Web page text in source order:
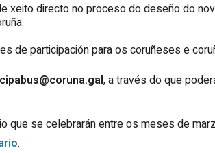
xeito directo no proceso do deseño do
de participación para os coruñeses e
, a través do que
que se celebrarán entre os meses de
.